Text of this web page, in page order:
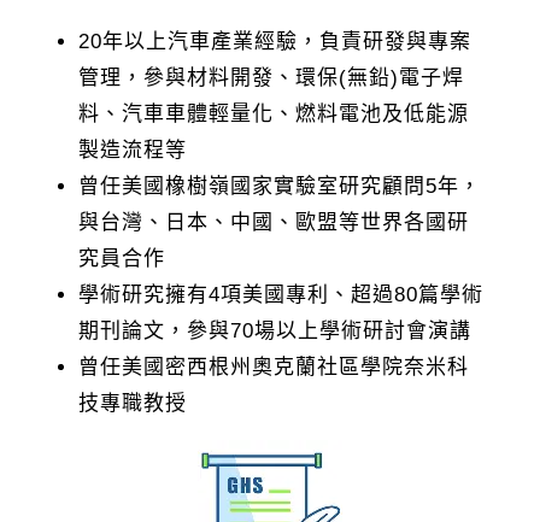
20年以上汽車產業經驗，負責研發與專案
管理，參與材料開發、環保(無鉛)電子焊
料、汽車車體輕量化、燃料電池及低能源
製造流程等
曾任美國橡樹嶺國家實驗室研究顧問5年，
與台灣、日本、中國、歐盟等世界各國研
究員合作
學術研究擁有4項美國專利、超過80篇學術
期刊論文，參與70場以上學術研討會演講
曾任美國密西根州奧克蘭社區學院奈米科
技專職教授